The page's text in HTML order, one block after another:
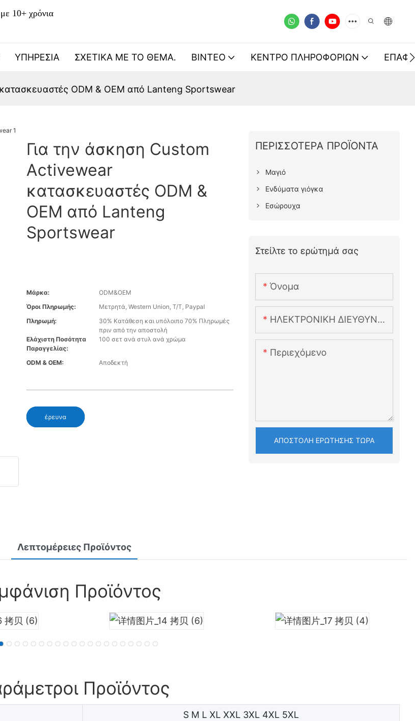
10+ χρόνια
ΥΠΗΡΕΣΊΑ ΣΧΕΤΙΚΆ ΜΕ ΤΟ ΘΈΜΑ. ΒΊΝΤΕΟ ΚΈΝΤΡΟ ΠΛΗΡΟΦΟΡΙΏΝ
ODM & OEM από Lanteng Sportswear
Για την άσκηση Custom
Activewear
κατασκευαστές ODM &
OEM από Lanteng
Sportswear
Μάρκα:
ODM&OEM
Όροι Πληρωμής:
Μετρητά, Western Union, T/T, Paypal
Πληρωμή:
30% Κατάθεση και υπόλοιπο 70% Πληρωμές
πριν από την αποστολή
Ελάχιστη Ποσότητα
Παραγγελίας:
100 σετ ανά στυλ ανά χρώμα
ODM & OEM: Αποδεκτή
έρευνα
ΠΕΡΙΣΣΌΤΕΡΑ ΠΡΟΪΌΝΤΑ
Μαγιό
Ενδύματα γιόγκα
Εσώρουχα
Στείλτε το ερώτημά σας
Όνομα
ΗΛΕΚΤΡΟΝΙΚΗ ΔΙΕΥΘΥΝΣΗ
Περιεχόμενο
ΑΠΟΣΤΟΛΉ ΕΡΏΤΗΣΗΣ ΤΏΡΑ
Λεπτομέρειες Προϊόντος
Προϊόντος
Προϊόντος
S M L XL XXL 3XL 4XL 5XL